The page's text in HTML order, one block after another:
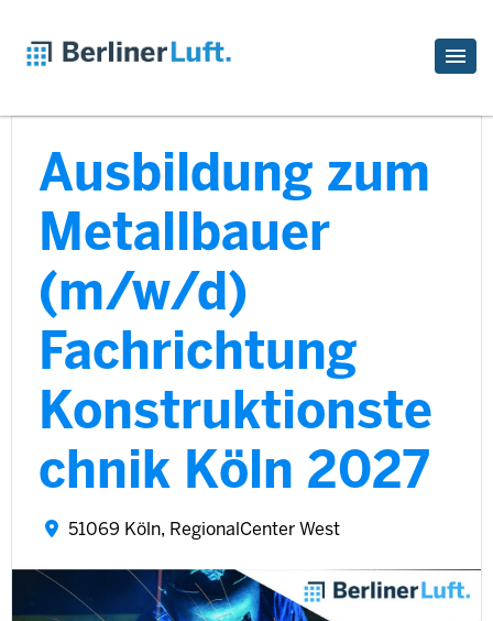
Ausbildung zum
Metallbauer
(m/w/d)
Fachrichtung
Konstruktionste
chnik Köln 2027
51069 Köln, RegionalCenter West